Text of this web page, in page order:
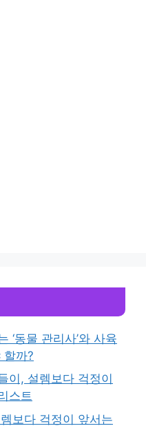
‘동물 관리사’와 사육
할까?
이, 설렘보다 걱정이
스트
보다 걱정이 앞서는